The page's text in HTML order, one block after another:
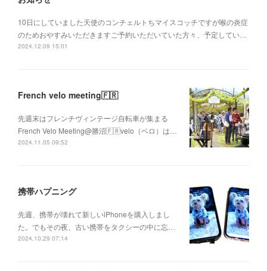
10日にしていました天使のコンチェルトちマイスコッチですが喉の炎症
のためおやすみいただきますご予約いただいていた方々、予定してい…
2024.12.09 15:01
French velo meeting🇫🇷
先週末はフレンチヴィンテージ自転車が集まる
French Velo Meeting@勝沼🇫🇷velo（ベロ）は…
2024.11.05 09:52
携帯ハプニング
先週、携帯が壊れて新しいiPhoneを購入しまし
た。でもその夜、古い携帯をタクシーの中に忘…
2024.10.29 07:14